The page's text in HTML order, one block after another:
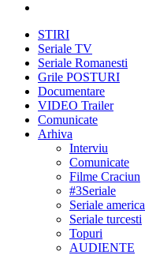
STIRI
Seriale TV
Seriale Romanesti
Grile POSTURI
Documentare
VIDEO Trailer
Comunicate
Arhiva
Interviu
Comunicate
Filme Craciun
#3Seriale
Seriale
Seriale turcesti
Topuri
AUDIENTE